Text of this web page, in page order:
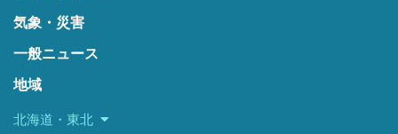
気象・災害
一般ニュース
地域
北海道・東北